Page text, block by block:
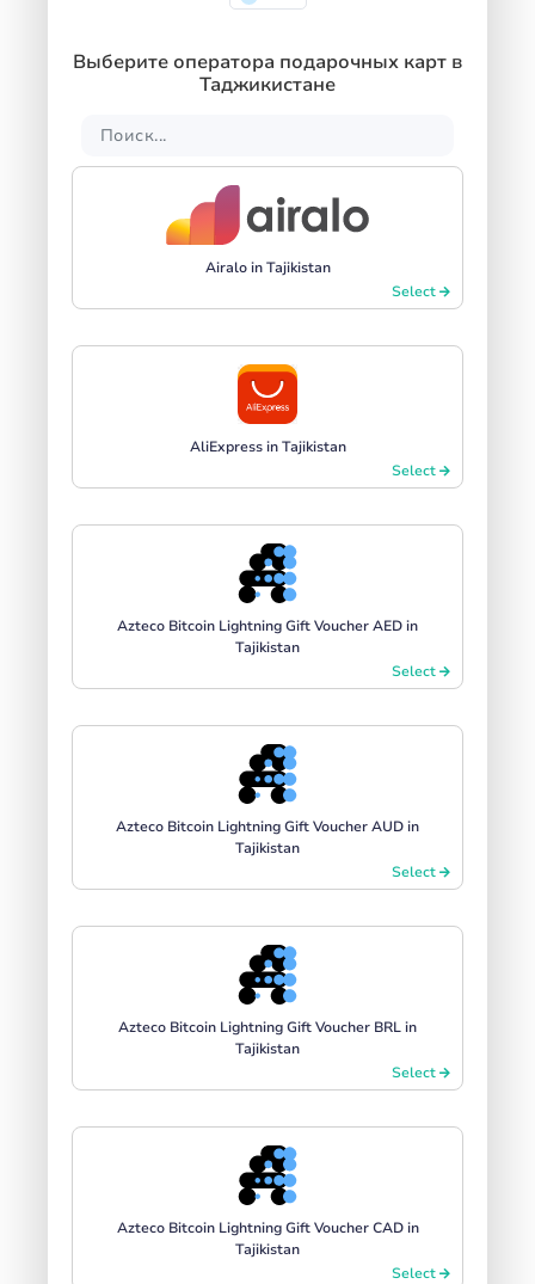
Выберите оператора подарочных карт в
Таджикистане
Airalo in Tajikistan
Select
AliExpress in Tajikistan
Select
Azteco Bitcoin Lightning Gift Voucher AED in
Tajikistan
Select
Azteco Bitcoin Lightning Gift Voucher AUD in
Tajikistan
Select
Azteco Bitcoin Lightning Gift Voucher BRL in
Tajikistan
Select
Azteco Bitcoin Lightning Gift Voucher CAD in
Tajikistan
Select